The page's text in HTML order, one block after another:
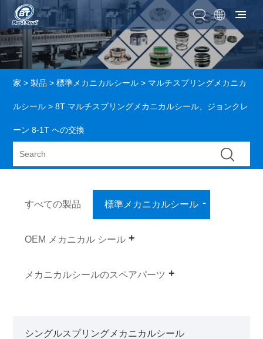
家 > 製品 >標準メカニカルシール > マルチスプリングメカニカ
ルシール > 8T マルチスプリングメカニカルシール、ジョンクレ
ーン 8-1T への交換
すべての製品 標準メカニカルシール
OEM メカニカル シール
メカニカルシールのスペアパーツ
シングルスプリングメカニカルシール